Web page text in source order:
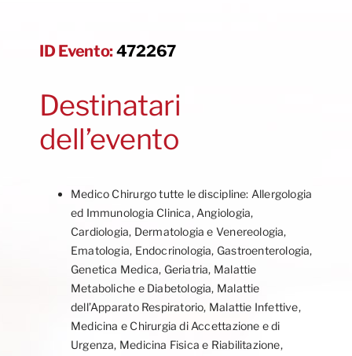
ID Evento:472267
Destinatari
dell’evento
Medico Chirurgo tutte le discipline: Allergologia
ed Immunologia Clinica, Angiologia,
Cardiologia, Dermatologia e Venereologia,
Ematologia, Endocrinologia, Gastroenterologia,
Genetica Medica, Geriatria, Malattie
Metaboliche e Diabetologia, Malattie
dell’Apparato Respiratorio, Malattie Infettive,
Medicina e Chirurgia di Accettazione e di
Urgenza, Medicina Fisica e Riabilitazione,